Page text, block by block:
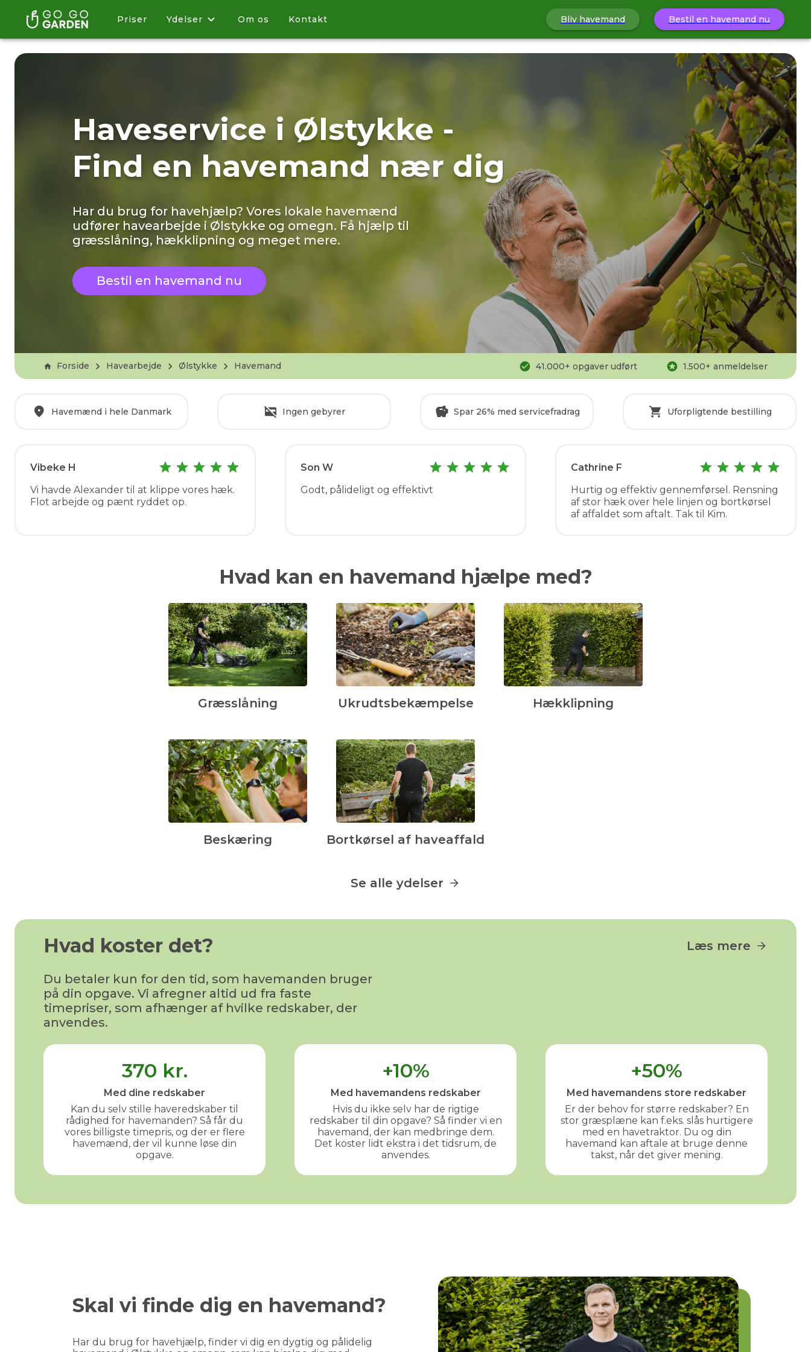
Priser Ydelser Om os Kontakt Bliv havemand Bestil en havemand nu
Haveservice i Ølstykke -
Find en havemand nær dig
Har du brug for havehjælp? Vores lokale havemænd
udfører havearbejde i Ølstykke og omegn. Få hjælp til
græsslåning, hækklipning og meget mere.
Bestil en havemand nu
Forside Havearbejde Ølstykke Havemand 41.000+ opgaver udført 1.500+ anmeldelser
Havemænd i hele Danmark Ingen gebyrer Spar 26% med servicefradrag Uforpligtende bestilling
Vibeke H
Vi havde Alexander til at klippe vores hæk.
Flot arbejde og pænt ryddet op.
Son W
Godt, pålideligt og effektivt
Cathrine F
Hurtig og effektiv gennemførsel. Rensning
af stor hæk over hele linjen og bortkørsel
af affaldet som aftalt. Tak til Kim.
Hvad kan en havemand hjælpe med?
Græsslåning Ukrudtsbekæmpelse Hækklipning
Beskæring Bortkørsel af haveaffald
Se alle ydelser
Hvad koster det? Læs mere
Du betaler kun for den tid, som havemanden bruger
på din opgave. Vi afregner altid ud fra faste
timepriser, som afhænger af hvilke redskaber, der
anvendes.
370 kr.
Med dine redskaber
Kan du selv stille haveredskaber til
rådighed for havemanden? Så får du
vores billigste timepris, og der er flere
havemænd, der vil kunne løse din
opgave.
+10%
Med havemandens redskaber
Hvis du ikke selv har de rigtige
redskaber til din opgave? Så finder vi en
havemand, der kan medbringe dem.
Det koster lidt ekstra i det tidsrum, de
anvendes.
+50%
Med havemandens store redskaber
Er der behov for større redskaber? En
stor græsplæne kan f.eks. slås hurtigere
med en havetraktor. Du og din
havemand kan aftale at bruge denne
takst, når det giver mening.
Skal vi finde dig en havemand?
Har du brug for havehjælp, finder vi dig en dygtig og pålidelig
GRATIS PRISESTIMAT
Få vores prisguide med faste timepriser, eksempler
og en hurtig beregner - direkte i din indbakke.
Konkrete eksempler på typiske opgaver
✅Sådan sparer du 26% med servicefradraget